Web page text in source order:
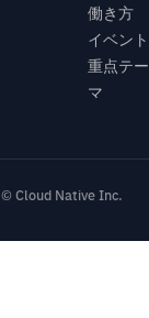
働き方
イベント
重点テー
マ
© Cloud Native Inc.